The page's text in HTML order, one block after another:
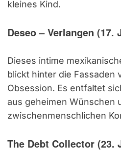
kleines Kind.
Deseo – Verlangen (17.
Dieses intime
blickt hinter die Fassaden
Obsession. Es entfaltet
aus geheimen Wünschen
zwischenmenschlichen
The Debt Collector (23.